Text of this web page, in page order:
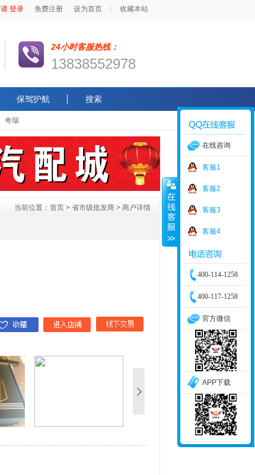
请 登录 免费注册 设为首页 收藏本站
24小时客服热线：
13838552978
保驾护航 搜索
奇瑞
当前位置： 首页 > 省市级批发商 > 商户详情
在线咨询
客服1
客服2
客服3
客服4
400-114-1258
400-117-1258
官方微信
APP下载